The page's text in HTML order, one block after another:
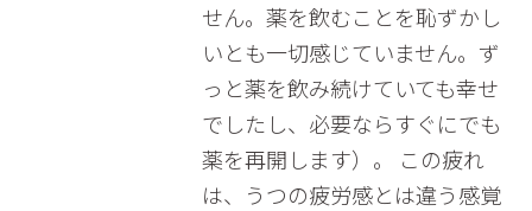
せん。薬を飲むことを恥ずかし
いとも一切感じていません。ず
っと薬を飲み続けていても幸せ
でしたし、必要ならすぐにでも
薬を再開します）。 この疲れ
は、うつの疲労感とは違う感覚